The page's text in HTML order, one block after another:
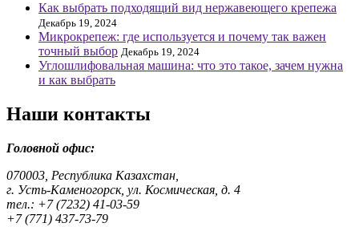
Как выбрать подходящий вид нержавеющего крепежа
Декабрь 19, 2024
Микрокрепеж: где используется и почему так важен
точный выбор Декабрь 19, 2024
Углошлифовальная машина: что это такое, зачем нужна
и как выбрать
Наши контакты
Головной офис:
070003, Республика Казахстан,
г. Усть-Каменогорск, ул. Космическая, д. 4
тел.: +7 (7232) 41-03-59
+7 (771) 437-73-79